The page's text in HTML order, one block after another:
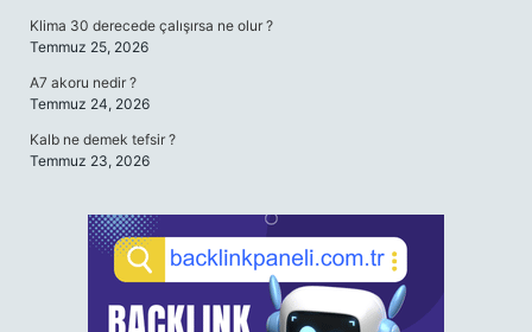
Klima 30 derecede çalışırsa ne olur ?
Temmuz 25, 2026
A7 akoru nedir ?
Temmuz 24, 2026
Kalb ne demek tefsir ?
Temmuz 23, 2026